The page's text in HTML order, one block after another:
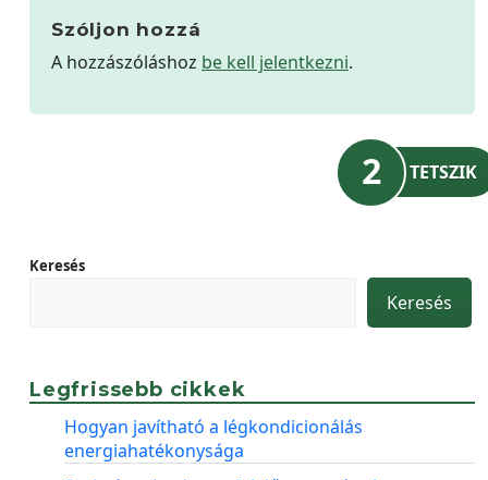
Szóljon hozzá
A hozzászóláshoz be kell jelentkezni.
2 TETSZIK
Keresés
Keresés
Legfrissebb cikkek
Hogyan javítható a légkondicionálás
energiahatékonysága